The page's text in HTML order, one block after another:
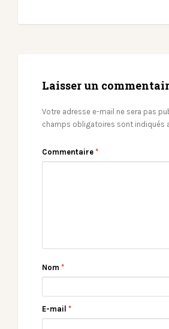
Laisser un
Votre adresse e-mail ne sera pas
champs obligatoires sont indiqués
Commentaire *
Nom *
E-mail *